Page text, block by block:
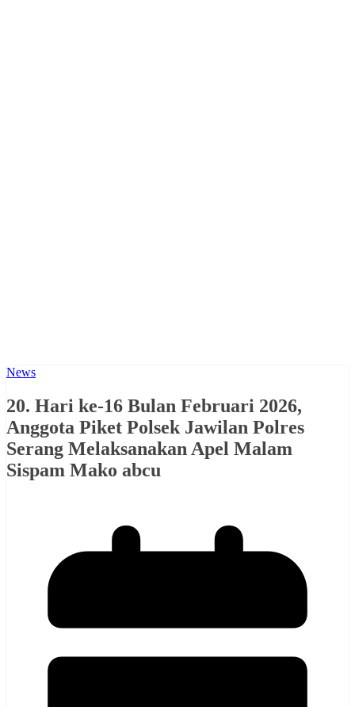
News
20. Hari ke-16 Bulan Februari 2026,
Anggota Piket Polsek Jawilan Polres
Serang Melaksanakan Apel Malam
Sispam Mako abcu